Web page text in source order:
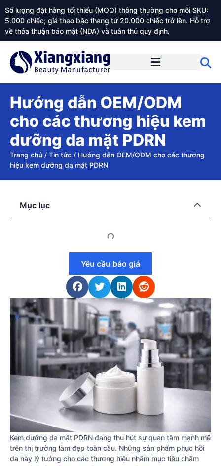
Số lượng đặt hàng tối thiểu (MOQ) thông thường cho mỗi SKU:
5.000 chiếc; giá theo bậc thang từ 20.000 chiếc trở lên. Hỗ trợ
về thỏa thuận bảo mật (NDA) và tuân thủ quy định.
Hướng dẫn OEM/ODM
cho các thương hiệu kem
dưỡng da mặt PDRN
Trang chủ / Tin tức / Hướng dẫn OEM/ODM cho các thương
hiệu kem dưỡng da mặt PDRN
Kem dưỡng da mặt PDRN đang thu hút sự quan tâm mạnh mẽ
trên thị trường làm đẹp toàn cầu. Những sản phẩm phục hồi
da này lý tưởng cho các thương hiệu nhắm mục tiêu chăm
Mục lục
Yêu cầu báo giá